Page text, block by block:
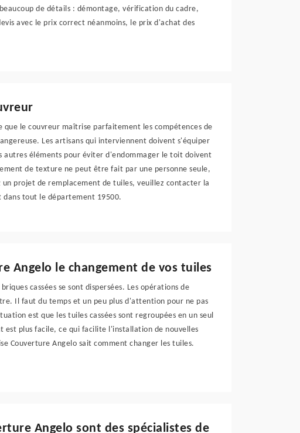
de détails : démontage, vérification du cadre,
avec le prix correct néanmoins, le prix d'achat des
le couvreur maîtrise parfaitement les compétences de
Les artisans qui interviennent doivent s'équiper
autres éléments pour éviter d'endommager le toit doivent
de texture ne peut être fait par une personne seule,
un projet de remplacement de tuiles, veuillez contacter la
dans tout le département 19500.
Angelo le changement de vos tuiles
cassées se sont dispersées. Les opérations de
Il faut du temps et un peu plus d'attention pour ne pas
est que les tuiles cassées sont regroupées en un seul
est plus facile, ce qui facilite l'installation de nouvelles
Couverture Angelo sait comment changer les tuiles.
Angelo sont des spécialistes de